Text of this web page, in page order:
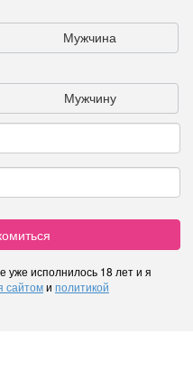
Мужчина
Мужчину
уже исполнилось 18 лет и я
сайтоми политикой